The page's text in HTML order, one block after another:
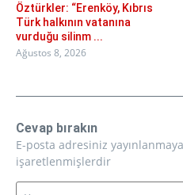
Öztürkler: “Erenköy, Kıbrıs
Türk halkının vatanına
vurduğu silinm ...
Ağustos 8, 2026
Cevap bırakın
E-posta adresiniz
işaretlenmişlerdir